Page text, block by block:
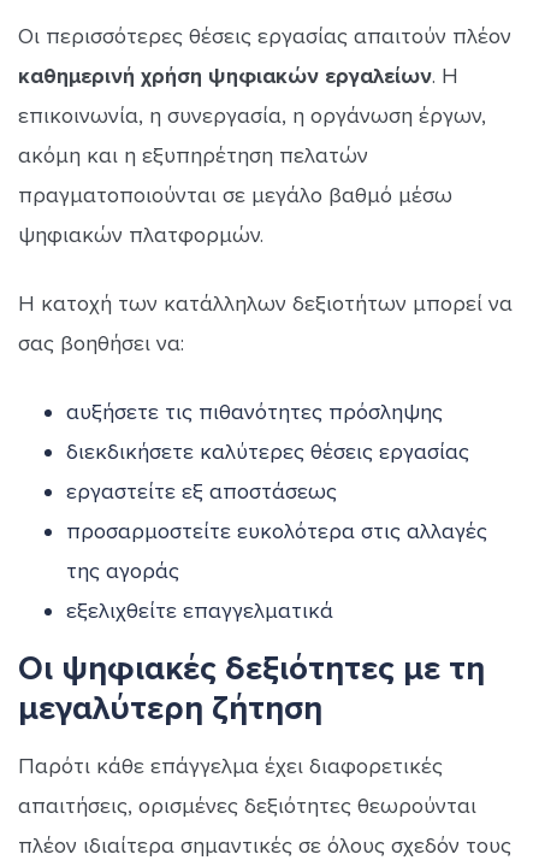
Οι περισσότερες θέσεις εργασίας απαιτούν πλέον
καθημερινή χρήση ψηφιακών εργαλείων. Η
επικοινωνία, η συνεργασία, η οργάνωση έργων,
ακόμη και η εξυπηρέτηση πελατών
πραγματοποιούνται σε μεγάλο βαθμό μέσω
ψηφιακών πλατφορμών.
Η κατοχή των κατάλληλων δεξιοτήτων μπορεί να
σας βοηθήσει να:
αυξήσετε τις πιθανότητες πρόσληψης
διεκδικήσετε καλύτερες θέσεις εργασίας
εργαστείτε εξ αποστάσεως
προσαρμοστείτε ευκολότερα στις αλλαγές
της αγοράς
εξελιχθείτε επαγγελματικά
Οι ψηφιακές δεξιότητες με τη
μεγαλύτερη ζήτηση
Παρότι κάθε επάγγελμα έχει διαφορετικές
απαιτήσεις, ορισμένες δεξιότητες θεωρούνται
πλέον ιδιαίτερα σημαντικές σε όλους σχεδόν τους